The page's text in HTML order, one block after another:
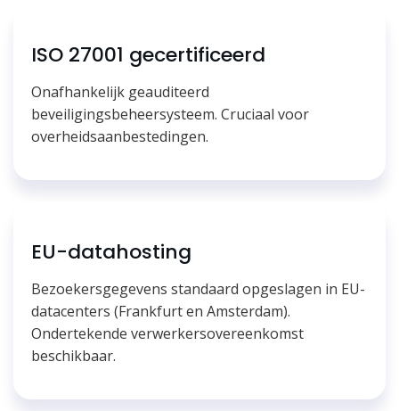
ISO 27001 gecertificeerd
Onafhankelijk geauditeerd
beveiligingsbeheersysteem. Cruciaal voor
overheidsaanbestedingen.
EU-datahosting
Bezoekersgegevens standaard opgeslagen in EU-
datacenters (Frankfurt en Amsterdam).
Ondertekende verwerkersovereenkomst
beschikbaar.